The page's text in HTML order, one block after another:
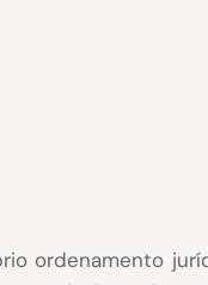
ordenamento